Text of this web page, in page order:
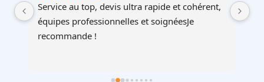
Service au top, devis ultra rapide et cohérent,
équipes professionnelles et soignéesJe
recommande !